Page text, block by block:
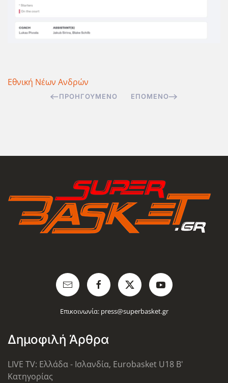
Εθνική Νέων Ανδρών
ΠΡΟΗΓΟΎΜΕΝΟ ΕΠΌΜΕΝΟ
Επικοινωνία: press@superbasket.gr
Δημοφιλή Άρθρα
LIVE TV: Ελλάδα - Ισλανδία, Eurobasket U18 Β'
Κατηγορίας